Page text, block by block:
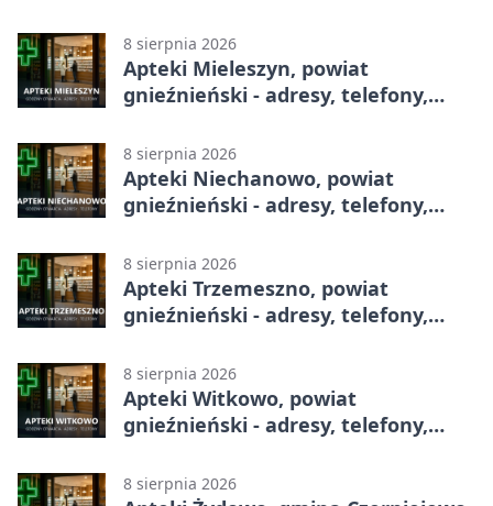
8 sierpnia 2026
Apteki Mieleszyn, powiat
gnieźnieński - adresy, telefony,
8 sierpnia 2026
Apteki Niechanowo, powiat
gnieźnieński - adresy, telefony,
8 sierpnia 2026
Apteki Trzemeszno, powiat
gnieźnieński - adresy, telefony,
8 sierpnia 2026
Apteki Witkowo, powiat
gnieźnieński - adresy, telefony,
8 sierpnia 2026